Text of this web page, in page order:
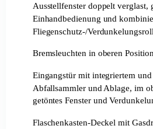
Ausstellfenster doppelt verglast,
Einhandbedienung und
Fliegenschutz-/
Bremsleuchten in oberen
Eingangstür mit integriertem
Abfallsammler und Ablage, im
getöntes Fenster und
Flaschenkasten-Deckel mit